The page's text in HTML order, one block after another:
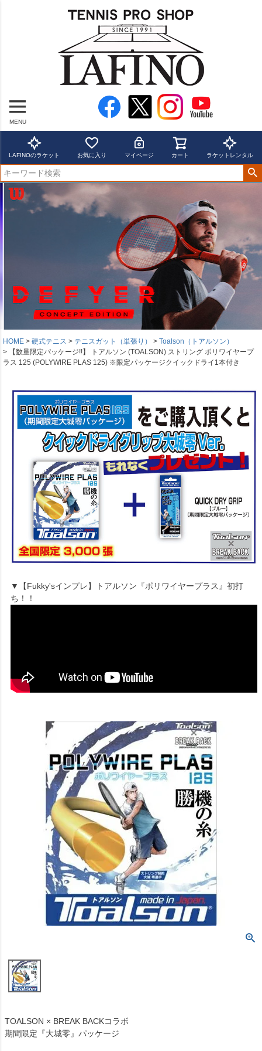
MENU
LAFINOのラケット お気に入り マイページ カート ラケットレンタル
HOME 硬式テニス テニスガット（単張り）
Toalson（トアルソン）
【数量限定パッケージ!!】 トアルソン (TOALSON) ストリング ポリワイヤープ
ラス 125 (POLYWIRE PLAS 125) ※限定パッケージクイックドライ1本付き
▼【Fukky'sインプレ】トアルソン『ポリワイヤープラス』初打
ち！！
TOALSON × BREAK BACKコラボ
期間限定『大城零』パッケージ